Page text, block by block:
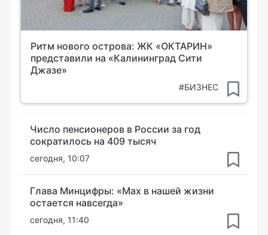
Ритм нового острова: ЖК «ОКТАРИН»
представили на «Калининград Сити
Джазе»
#БИЗНЕС
Число пенсионеров в России за год
сократилось на 409 тысяч
сегодня, 10:07
Глава Минцифры: «Мах в нашей жизни
остается навсегда»
сегодня, 11:40